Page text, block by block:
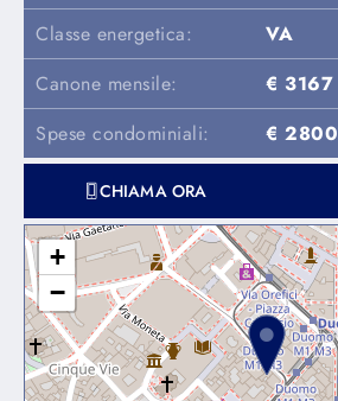
Classe energetica:
VA
Canone mensile:
€ 3167
Spese condominiali:
€ 2800
CHIAMA ORA
+
−